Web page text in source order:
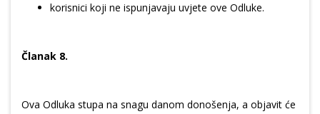
korisnici koji ne ispunjavaju uvjete ove Odluke.
Članak 8.
Ova Odluka stupa na snagu danom donošenja, a objavit će